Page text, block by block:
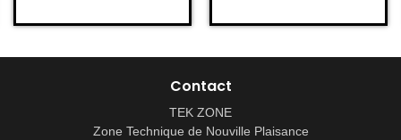
Contact
TEK ZONE
Zone Technique de Nouville Plaisance